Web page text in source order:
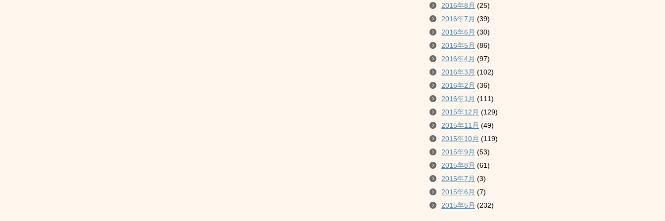
2016年8月 (25)
2016年7月 (39)
2016年6月 (30)
2016年5月 (86)
2016年4月 (97)
2016年3月 (102)
2016年2月 (36)
2016年1月 (111)
2015年12月 (129)
2015年11月 (49)
2015年10月 (119)
2015年9月 (53)
2015年8月 (61)
2015年7月 (3)
2015年6月 (7)
2015年5月 (232)